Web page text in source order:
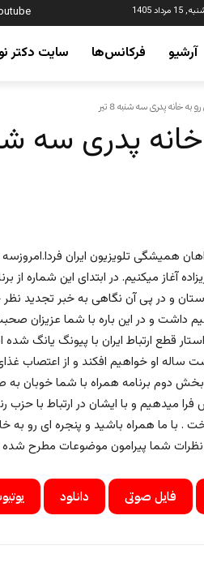
مرداد 1405
آرشیو فرکانس‌ها سایت دکتر
به خانه پدری سه شنبه 8 تیر
پدری سه شنبه
آغاز میکنیم. در ابتدای این شماره از
و در پی آن نگاهی به خبر تجدید
داشت و در این باره با شما
قطع ارتباط ایران با پیونگ یانگ
ساله او خواهیم افکند و از اعتصاب
دوم برنامه همراه با شما خوبان
فرا میدهیم و با ایشان در ارتباط با
با ما همراه باشید و پنجره ای رو به
دانلود فایل صوتی